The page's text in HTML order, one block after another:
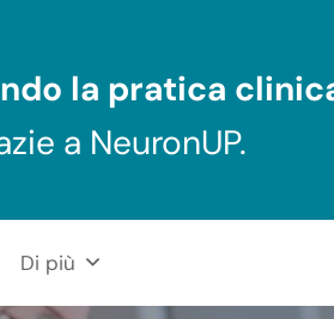
la pratica
a NeuronUP.
Di più